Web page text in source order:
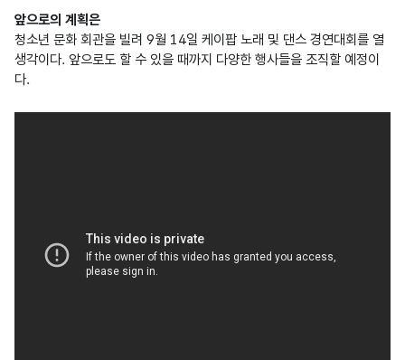
앞으로의 계획은
청소년 문화 회관을 빌려 9월 14일 케이팝 노래 및 댄스 경연대회를 열
생각이다. 앞으로도 할 수 있을 때까지 다양한 행사들을 조직할 예정이
다.